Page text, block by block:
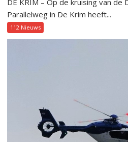
Parallelweg in De Krim heeft...
112 Nieuws